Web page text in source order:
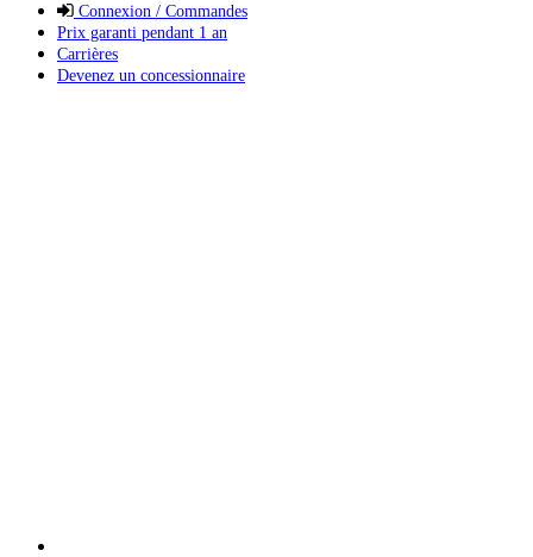
Connexion / Commandes
Prix garanti pendant 1 an
Carrières
Devenez un concessionnaire